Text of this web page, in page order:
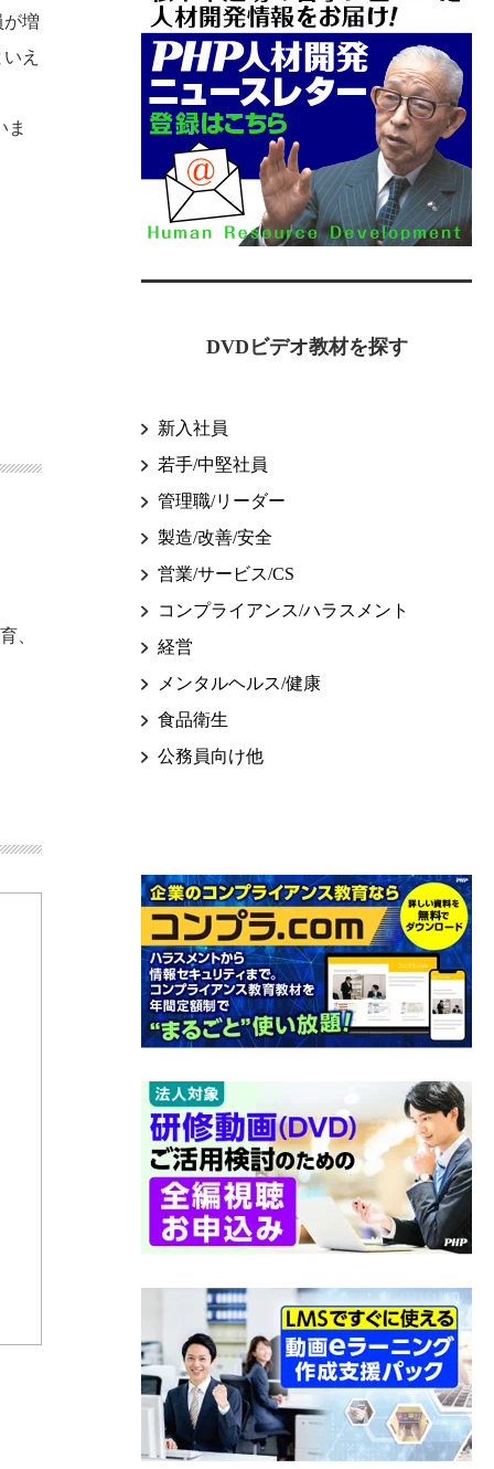
増
え
ま
、
DVDビデオ教材を探す
新入社員
若手/中堅社員
管理職/リーダー
製造/改善/安全
営業/サービス/CS
コンプライアンス/ハラスメント
経営
メンタルヘルス/健康
食品衛生
公務員向け他